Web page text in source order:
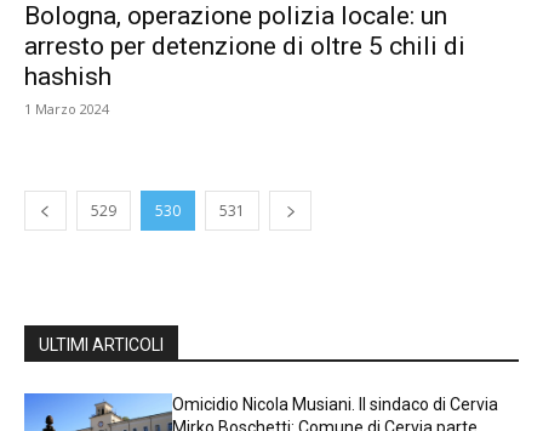
Bologna, operazione polizia locale: un
arresto per detenzione di oltre 5 chili di
hashish
1 Marzo 2024
529 530 531
ULTIMI ARTICOLI
Omicidio Nicola Musiani. Il sindaco di Cervia